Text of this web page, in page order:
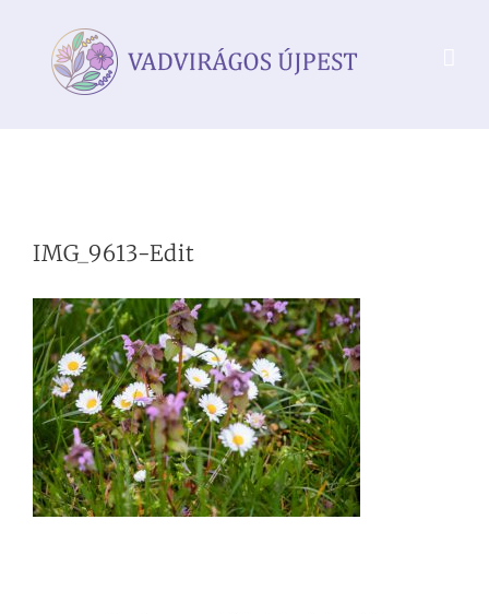
IMG_9613-Edit